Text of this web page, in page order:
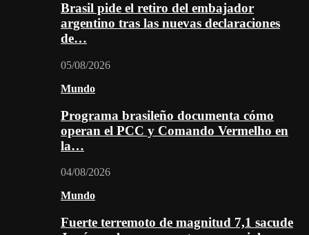
Brasil pide el retiro del embajador
argentino tras las nuevas declaraciones
de…
05/08/2026
Mundo
Programa brasileño documenta cómo
operan el PCC y Comando Vermelho en
la…
04/08/2026
Mundo
Fuerte terremoto de magnitud 7,1 sacude